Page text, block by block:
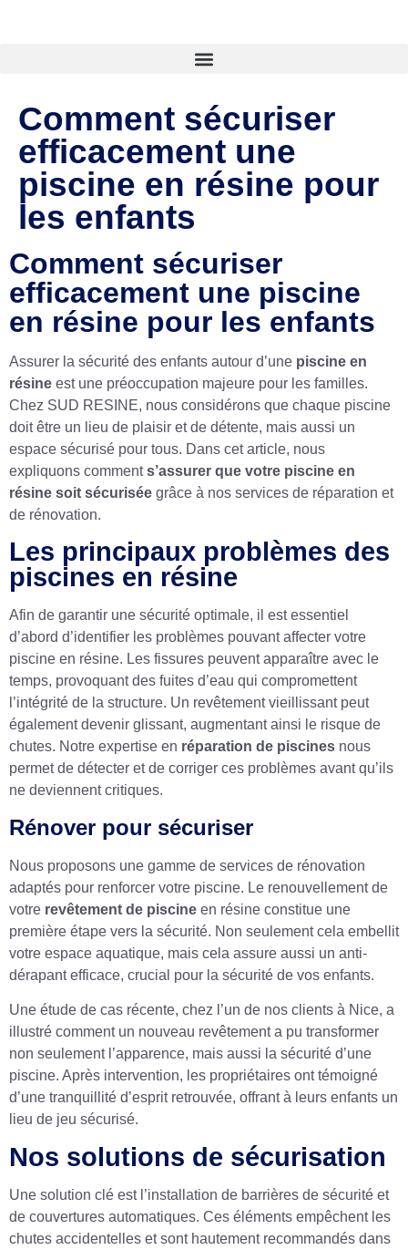
Comment sécuriser
efficacement une
piscine en résine pour
les enfants
Comment sécuriser
efficacement une piscine
en résine pour les enfants
Assurer la sécurité des enfants autour d’une piscine en
résine est une préoccupation majeure pour les familles.
Chez SUD RESINE, nous considérons que chaque piscine
doit être un lieu de plaisir et de détente, mais aussi un
espace sécurisé pour tous. Dans cet article, nous
expliquons comments’assurer que votre piscine en
résine soit sécurisée grâce à nos services de réparation et
de rénovation.
Les principaux problèmes des
piscines en résine
Afin de garantir une sécurité optimale, il est essentiel
d’abord d’identifier les problèmes pouvant affecter votre
piscine en résine. Les fissures peuvent apparaître avec le
temps, provoquant des fuites d’eau qui compromettent
l’intégrité de la structure. Un revêtement vieillissant peut
également devenir glissant, augmentant ainsi le risque de
chutes. Notre expertise en réparation de piscines nous
permet de détecter et de corriger ces problèmes avant qu’ils
ne deviennent critiques.
Rénover pour sécuriser
Nous proposons une gamme de services de rénovation
adaptés pour renforcer votre piscine. Le renouvellement de
votre revêtement de piscine en résine constitue une
première étape vers la sécurité. Non seulement cela embellit
votre espace aquatique, mais cela assure aussi un anti-
dérapant efficace, crucial pour la sécurité de vos enfants.
Une étude de cas récente, chez l’un de nos clients à Nice, a
illustré comment un nouveau revêtement a pu transformer
non seulement l’apparence, mais aussi la sécurité d’une
piscine. Après intervention, les propriétaires ont témoigné
d’une tranquillité d’esprit retrouvée, offrant à leurs enfants un
lieu de jeu sécurisé.
Nos solutions de sécurisation
Une solution clé est l’installation de barrières de sécurité et
de couvertures automatiques. Ces éléments empêchent les
chutes accidentelles et sont hautement recommandés dans